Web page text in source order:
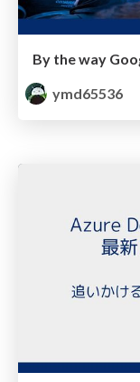
ymd65536